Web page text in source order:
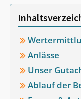
Anlässe
Unser
Ablauf der